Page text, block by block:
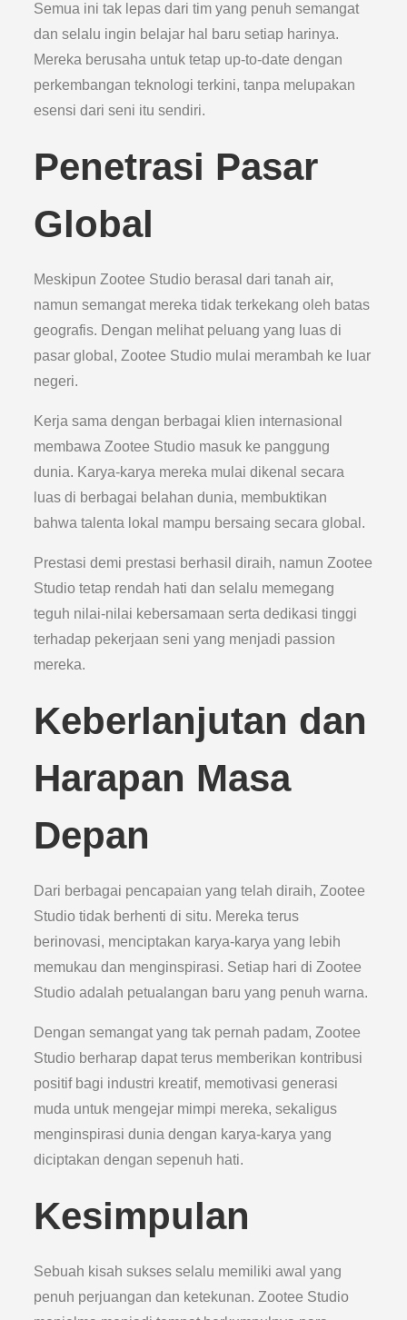
Semua ini tak lepas dari tim yang penuh semangat
dan selalu ingin belajar hal baru setiap harinya.
Mereka berusaha untuk tetap up-to-date dengan
perkembangan teknologi terkini, tanpa melupakan
esensi dari seni itu sendiri.
Penetrasi Pasar
Global
Meskipun Zootee Studio berasal dari tanah air,
namun semangat mereka tidak terkekang oleh batas
geografis. Dengan melihat peluang yang luas di
pasar global, Zootee Studio mulai merambah ke luar
negeri.
Kerja sama dengan berbagai klien internasional
membawa Zootee Studio masuk ke panggung
dunia. Karya-karya mereka mulai dikenal secara
luas di berbagai belahan dunia, membuktikan
bahwa talenta lokal mampu bersaing secara global.
Prestasi demi prestasi berhasil diraih, namun Zootee
Studio tetap rendah hati dan selalu memegang
teguh nilai-nilai kebersamaan serta dedikasi tinggi
terhadap pekerjaan seni yang menjadi passion
mereka.
Keberlanjutan dan
Harapan Masa
Depan
Dari berbagai pencapaian yang telah diraih, Zootee
Studio tidak berhenti di situ. Mereka terus
berinovasi, menciptakan karya-karya yang lebih
memukau dan menginspirasi. Setiap hari di Zootee
Studio adalah petualangan baru yang penuh warna.
Dengan semangat yang tak pernah padam, Zootee
Studio berharap dapat terus memberikan kontribusi
positif bagi industri kreatif, memotivasi generasi
muda untuk mengejar mimpi mereka, sekaligus
menginspirasi dunia dengan karya-karya yang
diciptakan dengan sepenuh hati.
Kesimpulan
Sebuah kisah sukses selalu memiliki awal yang
penuh perjuangan dan ketekunan. Zootee Studio